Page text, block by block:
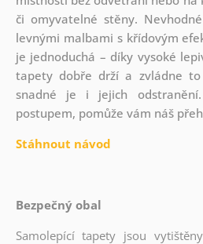
či omyvatelné stěny.
levnými malbami s křídovým
je jednoduchá – díky vysoké
tapety dobře drží a zvládne to
snadné je i jejich
postupem, pomůže vám náš
Stáhnout návod
Bezpečný obal
Samolepící tapety jsou